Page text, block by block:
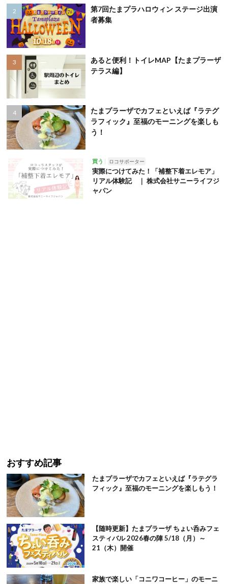
第7回たまプラハロウィン ステージ出演
者募集
あると便利！トイレMAP【たまプラーザ
テラス編】
たまプラーザでカフェといえば『ラテグ
ラフィック』至福のモーニングを楽しも
う！
買う ロコサポーター
実際につけてみた！「補整下着エレモア」
リアル体験記 ｜ 株式会社サニーライフジ
ャパン
おすすめ記事
たまプラーザでカフェといえば『ラテグラ
フィック』至福のモーニングを楽しもう！
【随時更新】たまプラーザ ちょい呑みフェ
スティバル 2026春の陣 5/18（月）～
21（木）開催
家族で楽しい「コニワコーヒー」のモーニ